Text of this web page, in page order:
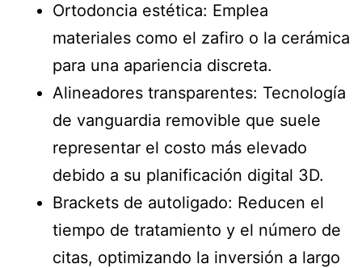
Ortodoncia estética: Emplea
materiales como el zafiro o la cerámica
para una apariencia discreta.
Alineadores transparentes: Tecnología
de vanguardia removible que suele
representar el costo más elevado
debido a su planificación digital 3D.
Brackets de autoligado: Reducen el
tiempo de tratamiento y el número de
citas, optimizando la inversión a largo